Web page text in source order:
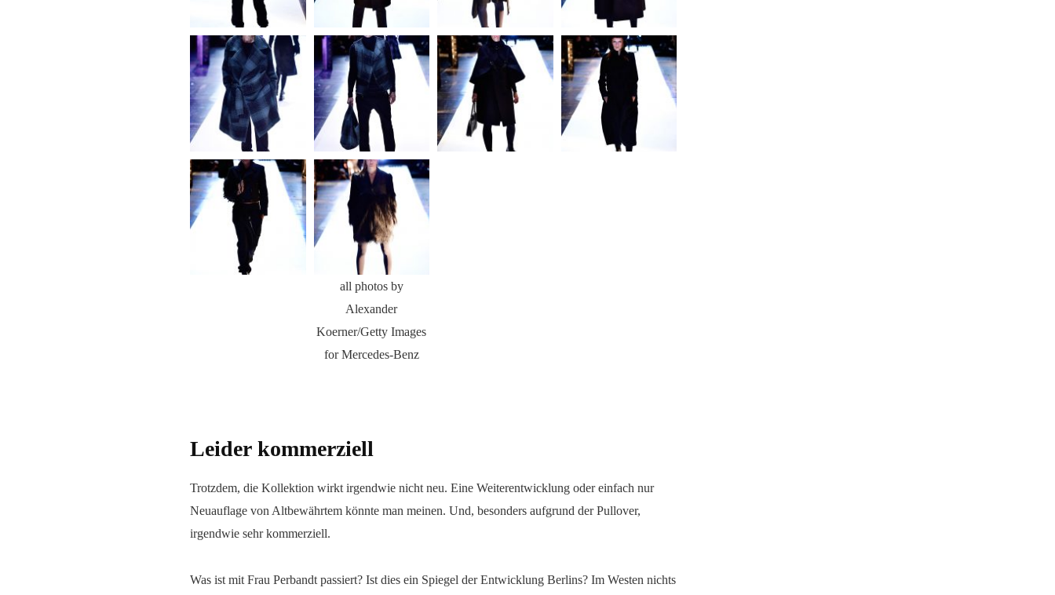
all photos by
Alexander
Koerner/Getty Images
for Mercedes-Benz
Leider kommerziell
Trotzdem, die Kollektion wirkt irgendwie nicht neu. Eine Weiterentwicklung oder einfach nur
Neuauflage von Altbewährtem könnte man meinen. Und, besonders aufgrund der Pullover,
irgendwie sehr kommerziell.
Was ist mit Frau Perbandt passiert? Ist dies ein Spiegel der Entwicklung Berlins? Im Westen nichts